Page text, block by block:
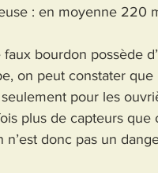
: en moyenne 220
bourdon possède
on peut constater
pour les
plus de capteurs que
donc pas un